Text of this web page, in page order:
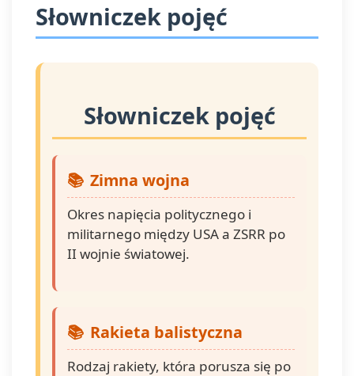
Słowniczek pojęć
Słowniczek pojęć
Zimna wojna
Okres napięcia politycznego i
militarnego między USA a ZSRR po
II wojnie światowej.
Rakieta balistyczna
Rodzaj rakiety, która porusza się po